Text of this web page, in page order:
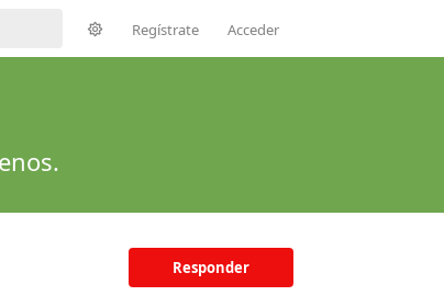
Regístrate Acceder
Responder